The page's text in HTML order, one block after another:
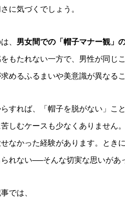
に気づくでしょう。
、 男女間での「帽子マナー観」
もたれない一方で、男性が同じ
めるふるまいや美意識が異なる
すれば、「帽子を脱がない」こ
しむケースも少なくありません
なかった経験があります。とき
れない──そんな切実な思いがあ
では、